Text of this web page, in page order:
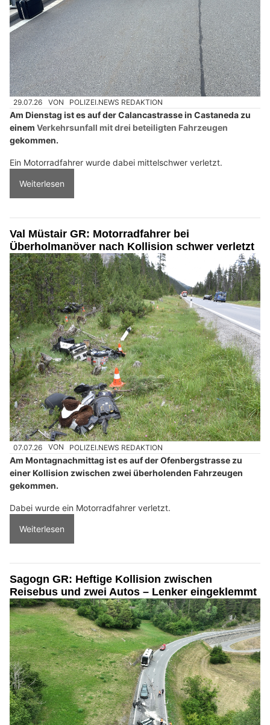
29.07.26 VON POLIZEI.NEWS REDAKTION
Am Dienstag ist es auf der Calancastrasse in Castaneda zu
einem Verkehrsunfall mit drei beteiligten Fahrzeugen
gekommen.
Ein Motorradfahrer wurde dabei mittelschwer verletzt.
Weiterlesen
Val Müstair GR: Motorradfahrer bei
Überholmanöver nach Kollision schwer verletzt
07.07.26 VON POLIZEI.NEWS REDAKTION
Am Montagnachmittag ist es auf der Ofenbergstrasse zu
einer Kollision zwischen zwei überholenden Fahrzeugen
gekommen.
Dabei wurde ein Motorradfahrer verletzt.
Weiterlesen
Sagogn GR: Heftige Kollision zwischen
Reisebus und zwei Autos – Lenker eingeklemmt